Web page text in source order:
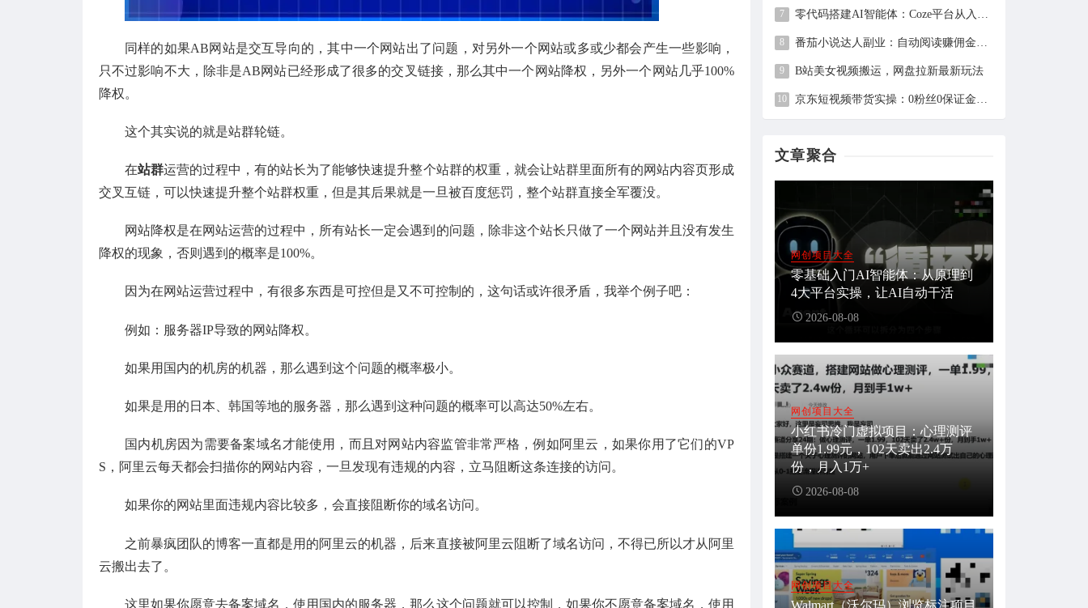
同样的如果AB网站是交互导向的，其中一个网站出了问题，对另外一个网站或多或少都会产生一些影响，
只不过影响不大，除非是AB网站已经形成了很多的交叉链接，那么其中一个网站降权，另外一个网站几乎100%
降权。
这个其实说的就是站群轮链。
在站群运营的过程中，有的站长为了能够快速提升整个站群的权重，就会让站群里面所有的网站内容页形成
交叉互链，可以快速提升整个站群权重，但是其后果就是一旦被百度惩罚，整个站群直接全军覆没。
网站降权是在网站运营的过程中，所有站长一定会遇到的问题，除非这个站长只做了一个网站并且没有发生
降权的现象，否则遇到的概率是100%。
因为在网站运营过程中，有很多东西是可控但是又不可控制的，这句话或许很矛盾，我举个例子吧：
例如：服务器IP导致的网站降权。
如果用国内的机房的机器，那么遇到这个问题的概率极小。
如果是用的日本、韩国等地的服务器，那么遇到这种问题的概率可以高达50%左右。
国内机房因为需要备案域名才能使用，而且对网站内容监管非常严格，例如阿里云，如果你用了它们的VP
S，阿里云每天都会扫描你的网站内容，一旦发现有违规的内容，立马阻断这条连接的访问。
如果你的网站里面违规内容比较多，会直接阻断你的域名访问。
之前暴疯团队的博客一直都是用的阿里云的机器，后来直接被阿里云阻断了域名访问，不得已所以才从阿里
云搬出去了。
这里如果你愿意去备案域名，使用国内的服务器，那么这个问题就可以控制，如果你不愿意备案域名，使用
B站美女视频搬运，网盘拉新最新玩法
文章聚合
网创项目大全
零基础入门AI智能体：从原理到
4大平台实操，让AI自动干活
2026-08-08
网创项目大全
小红书冷门虚拟项目：心理测评
单份1.99元，102天卖出2.4万
份，月入1万+
2026-08-08
网创项目大全